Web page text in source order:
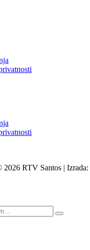
2026 RTV Santos | Izrada: